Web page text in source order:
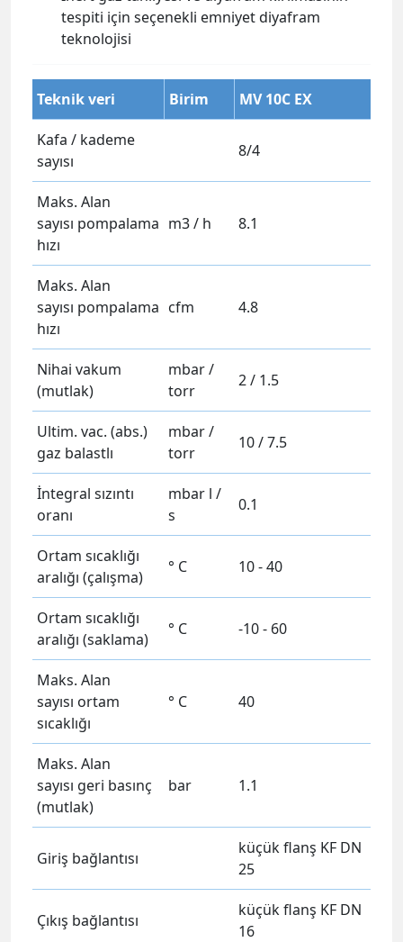
tespiti için seçenekli emniyet diyafram
teknolojisi
Teknik veri Birim MV 10C EX
Kafa / kademe
sayısı
8/4
Maks. Alan
sayısı pompalama
hızı
m3 / h 8.1
Maks. Alan
sayısı pompalama
hızı
cfm 4.8
Nihai vakum
(mutlak)
mbar /
torr
2 / 1.5
Ultim. vac. (abs.)
gaz balastlı
mbar /
torr
10 / 7.5
İntegral sızıntı
oranı
mbar l /
s
0.1
Ortam sıcaklığı
aralığı (çalışma)
° C 10 - 40
Ortam sıcaklığı
aralığı (saklama)
° C -10 - 60
Maks. Alan
sayısı ortam
sıcaklığı
° C 40
Maks. Alan
sayısı geri basınç
(mutlak)
bar 1.1
Giriş bağlantısı
küçük flanş KF DN
25
Çıkış bağlantısı
küçük flanş KF DN
16